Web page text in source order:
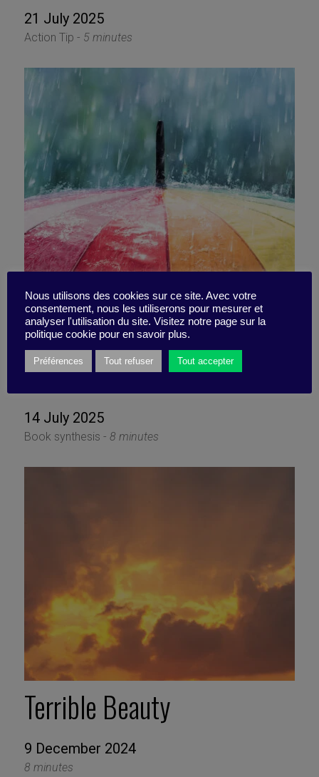
21 July 2025
Action Tip - 5 minutes
5 major barriers to climate
action (And how to
eliminate them)
14 July 2025
Book synthesis - 8 minutes
Terrible Beauty
9 December 2024
8 minutes
Nous utilisons des cookies sur ce site. Avec votre
consentement, nous les utiliserons pour mesurer et
analyser l'utilisation du site. Visitez notre page sur la
politique cookie pour en savoir plus.
Préférences Tout refuser Tout accepter